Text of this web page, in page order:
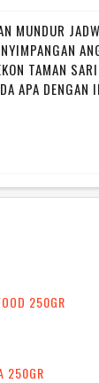
MUNDUR
TAMAN
APA DENGAN
250GR
250GR